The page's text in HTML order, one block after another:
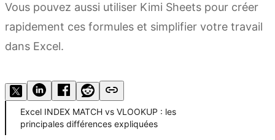
Vous pouvez aussi utiliser Kimi Sheets pour créer
rapidement ces formules et simplifier votre travail
dans Excel.
Excel INDEX MATCH vs VLOOKUP : les
principales différences expliquées